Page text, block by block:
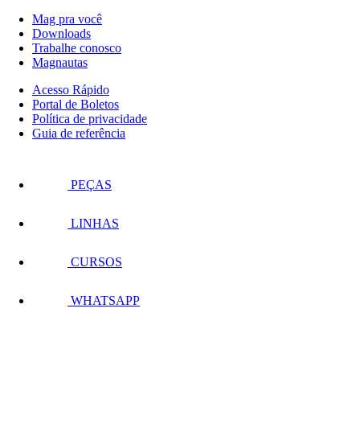
Mag pra você
Downloads
Trabalhe conosco
Magnautas
Acesso Rápido
Portal de Boletos
Política de privacidade
Guia de referência
PEÇAS
LINHAS
CURSOS
WHATSAPP